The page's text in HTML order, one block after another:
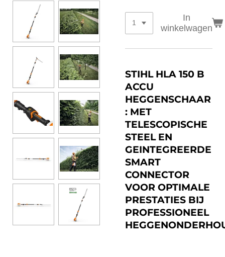
In
winkelwagen
STIHL HLA 150 B
ACCU
HEGGENSCHAAR
: MET
TELESCOPISCHE
STEEL EN
GEINTEGREERDE
SMART
CONNECTOR
VOOR OPTIMALE
PRESTATIES BIJ
PROFESSIONEEL